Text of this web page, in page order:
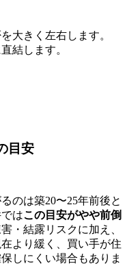
大きく左右します。
結します。
目安
のは築20〜25年前後と
はこの目安がやや前倒
・結露リスクに加え、
より緩く、買い手が住
しにくい場合もありま